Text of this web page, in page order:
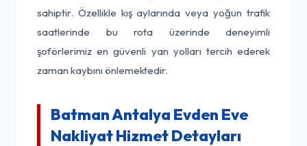
sahiptir. Özellikle kış aylarında veya yoğun trafik
saatlerinde bu rota üzerinde deneyimli
şoförlerimiz en güvenli yan yolları tercih ederek
zaman kaybını önlemektedir.
Batman Antalya Evden Eve
Nakliyat Hizmet Detayları